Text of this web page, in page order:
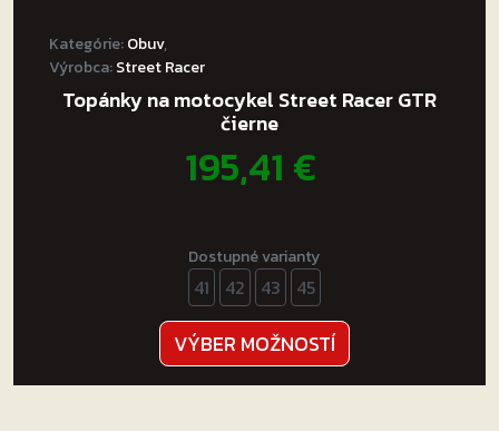
Kategórie:Obuv,
Výrobca:Street Racer
Topánky na motocykel Street Racer GTR
čierne
195,41 €
Dostupné varianty
41 42 43 45
VÝBER MOŽNOSTÍ
produkt
má